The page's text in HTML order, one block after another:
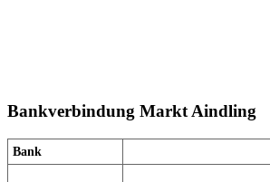
Bankverbindung Markt Aindling
Bank